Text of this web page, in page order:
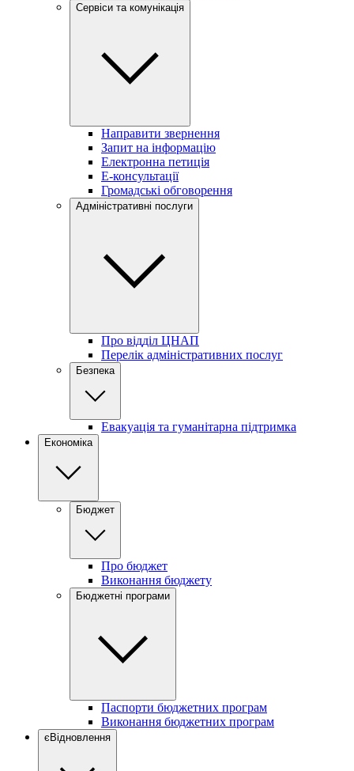
Сервіси та комунікація
Направити звернення
Запит на інформацію
Електронна петиція
Е-консультації
Громадські обговорення
Адміністративні послуги
Про відділ ЦНАП
Перелік адміністративних послуг
Безпека
Евакуація та гуманітарна підтримка
Економіка
Бюджет
Про бюджет
Виконання бюджету
Бюджетні програми
Паспорти бюджетних програм
Виконання бюджетних програм
єВідновлення